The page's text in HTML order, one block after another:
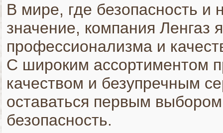
В мире, где безопасность и
значение, компания Ленгаз
профессионализма и
С широким ассортиментом
качеством и безупречным
оставаться первым
безопасность.